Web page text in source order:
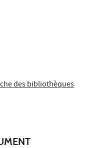
des bibliothèques